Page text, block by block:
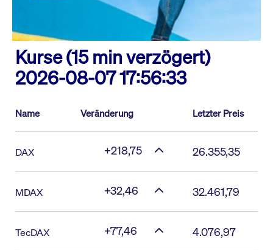
Kurse (15 min verzögert)
2026-08-07 17:56:33
Name Veränderung Letzter Preis
DAX +218,75 26.355,35
MDAX +32,46 32.461,79
TecDAX +77,46 4.076,97